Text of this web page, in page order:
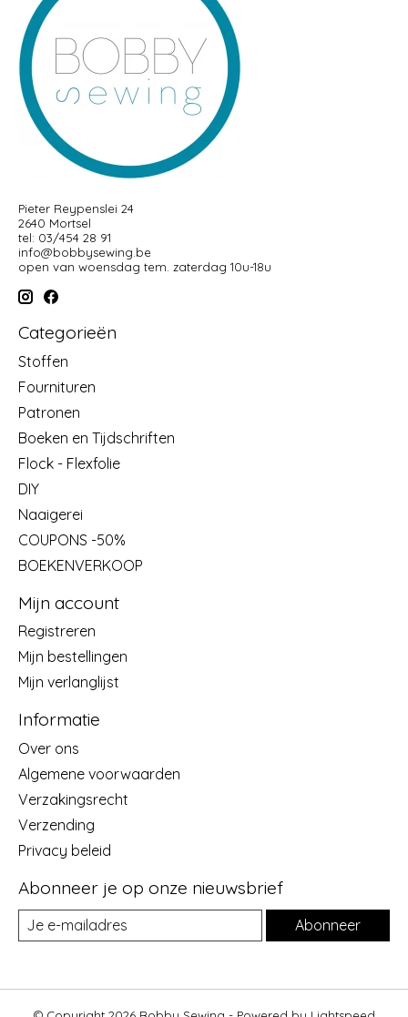
Pieter Reypenslei 24
2640 Mortsel
tel: 03/454 28 91
info@bobbysewing.be
open van woensdag tem. zaterdag 10u-18u
Categorieën
Stoffen
Fournituren
Patronen
Boeken en Tijdschriften
Flock - Flexfolie
DIY
Naaigerei
COUPONS -50%
BOEKENVERKOOP
Mijn account
Registreren
Mijn bestellingen
Mijn verlanglijst
Informatie
Over ons
Algemene voorwaarden
Verzakingsrecht
Verzending
Privacy beleid
Abonneer je op onze nieuwsbrief
Abonneer